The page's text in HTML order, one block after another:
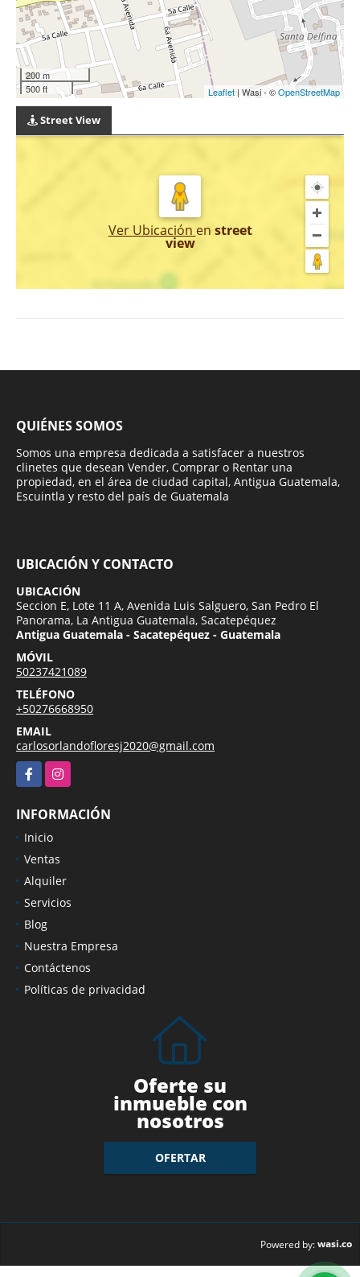
200 m
500 ft
Leaflet | Wasi - ©OpenStreetMap
Street View
Ver Ubicación en street
view
QUIÉNES SOMOS
Somos una empresa dedicada a satisfacer a nuestros
clinetes que desean Vender, Comprar o Rentar una
propiedad, en el área de ciudad capital, Antigua Guatemala,
Escuintla y resto del país de Guatemala
UBICACIÓN Y CONTACTO
UBICACIÓN
Seccion E, Lote 11 A, Avenida Luis Salguero, San Pedro El
Panorama, La Antigua Guatemala, Sacatepéquez
Antigua Guatemala - Sacatepéquez - Guatemala
MÓVIL
50237421089
TELÉFONO
+50276668950
EMAIL
carlosorlandofloresj2020@gmail.com
FacebookInstagram
INFORMACIÓN
Inicio
Ventas
Alquiler
Servicios
Blog
Nuestra Empresa
Contáctenos
Políticas de privacidad
Oferte su
inmueble con
nosotros
OFERTAR
Powered by:wasi.co